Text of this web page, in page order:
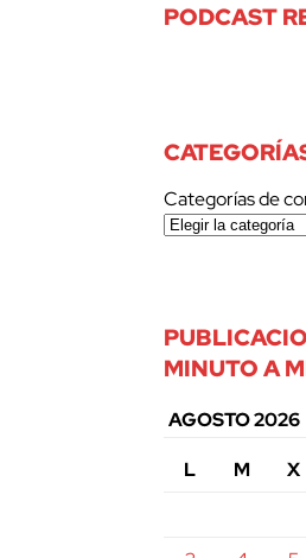
PODCAST
Categorías de
MINUTO A
AGOSTO 2026
L
M X